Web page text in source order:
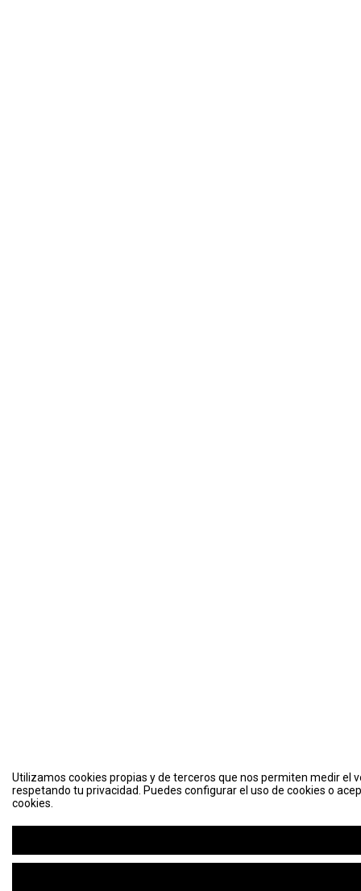
Utilizamos cookies propias y de terceros que nos permiten medir el
respetando tu privacidad. Puedes configurar el uso de cookies o
cookies.